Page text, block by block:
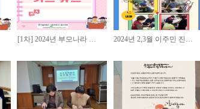
[1차] 2024년 부모나라 … 2024년 2,3월 이주민 진…